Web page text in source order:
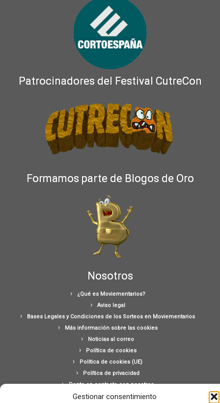
Gestionar consentimiento
Patrocinadores del Festival CutreCon
Formamos parte de Blogos de Oro
Nosotros
¿Qué es Moviementarios?
Aviso legal
Bases Legales y Condiciones de los Sorteos en Moviementarios
Más información sobre las cookies
Noticias al correo
Política de cookies
Política de cookies (UE)
Política de privacidad
Ponte en contacto con nosotros